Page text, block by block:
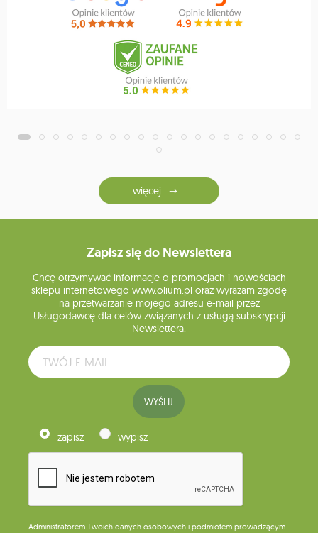
więcej
Zapisz się do Newslettera
Chcę otrzymywać informacje o promocjach i nowościach
sklepu internetowego www.olium.pl oraz wyrażam zgodę
na przetwarzanie mojego adresu e-mail przez
Usługodawcę dla celów związanych z usługą subskrypcji
Newslettera.
WYŚLIJ
zapisz wypisz
Administratorem Twoich danych osobowych i podmiotem prowadzącym